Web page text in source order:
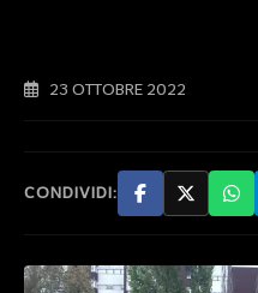
23 OTTOBRE 2022
CONDIVIDI: